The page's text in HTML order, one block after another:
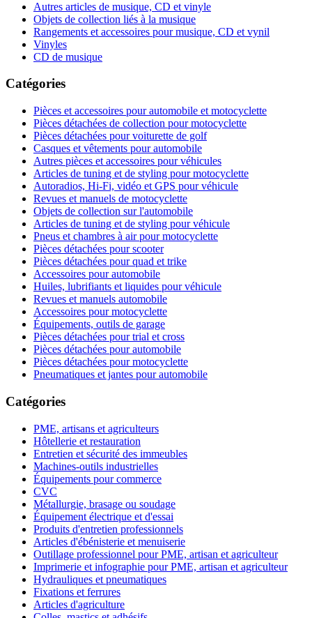
Autres articles de musique, CD et vinyle
Objets de collection liés à la musique
Rangements et accessoires pour musique, CD et vynil
Vinyles
CD de musique
Catégories
Pièces et accessoires pour automobile et motocyclette
Pièces détachées de collection pour motocyclette
Pièces détachées pour voiturette de golf
Casques et vêtements pour automobile
Autres pièces et accessoires pour véhicules
Articles de tuning et de styling pour motocyclette
Autoradios, Hi-Fi, vidéo et GPS pour véhicule
Revues et manuels de motocyclette
Objets de collection sur l'automobile
Articles de tuning et de styling pour véhicule
Pneus et chambres à air pour motocyclette
Pièces détachées pour scooter
Pièces détachées pour quad et trike
Accessoires pour automobile
Huiles, lubrifiants et liquides pour véhicule
Revues et manuels automobile
Accessoires pour motocyclette
Équipements, outils de garage
Pièces détachées pour trial et cross
Pièces détachées pour automobile
Pièces détachées pour motocyclette
Pneumatiques et jantes pour automobile
Catégories
PME, artisans et agriculteurs
Hôtellerie et restauration
Entretien et sécurité des immeubles
Machines-outils industrielles
Équipements pour commerce
CVC
Métallurgie, brasage ou soudage
Équipement électrique et d'essai
Produits d'entretien professionnels
Articles d'ébénisterie et menuiserie
Outillage professionnel pour PME, artisan et agriculteur
Imprimerie et infographie pour PME, artisan et agriculteur
Hydrauliques et pneumatiques
Fixations et ferrures
Articles d'agriculture